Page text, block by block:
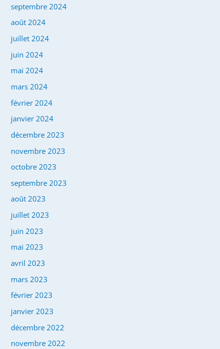
septembre 2024
août 2024
juillet 2024
juin 2024
mai 2024
mars 2024
février 2024
janvier 2024
décembre 2023
novembre 2023
octobre 2023
septembre 2023
août 2023
juillet 2023
juin 2023
mai 2023
avril 2023
mars 2023
février 2023
janvier 2023
décembre 2022
novembre 2022